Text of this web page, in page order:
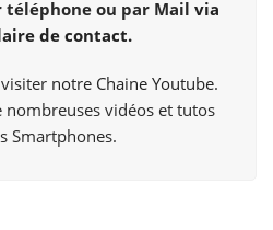
téléphone ou par Mail via
de contact.
notre Chaine Youtube.
nombreuses vidéos et tutos
Smartphones.